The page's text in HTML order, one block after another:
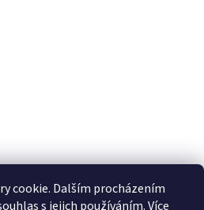
cookie. Dalším procházením
s jejich používáním. Více